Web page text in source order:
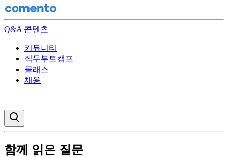
Q&A 콘텐츠
커뮤니티
직무부트캠프
클래스
채용
함께 읽은 질문